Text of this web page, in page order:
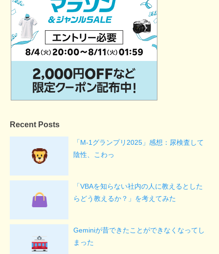
Recent Posts
「M-1グランプリ2025」感想：尿検査して
陰性、こわっ
「VBAを知らない社内の人に教えるとした
らどう教えるか？」を考えてみた
Geminiが昔できたことができなくなってし
まった